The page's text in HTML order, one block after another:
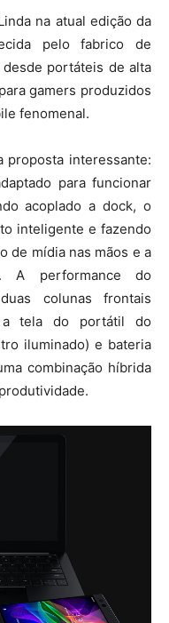
na atual edição da
pelo fabrico de
portáteis de alta
gamers produzidos
fenomenal.
proposta interessante:
para funcionar
acoplado a dock, o
inteligente e fazendo
de mídia nas mãos e a
A performance do
colunas frontais
a tela do portátil do
iluminado) e bateria
combinação híbrida